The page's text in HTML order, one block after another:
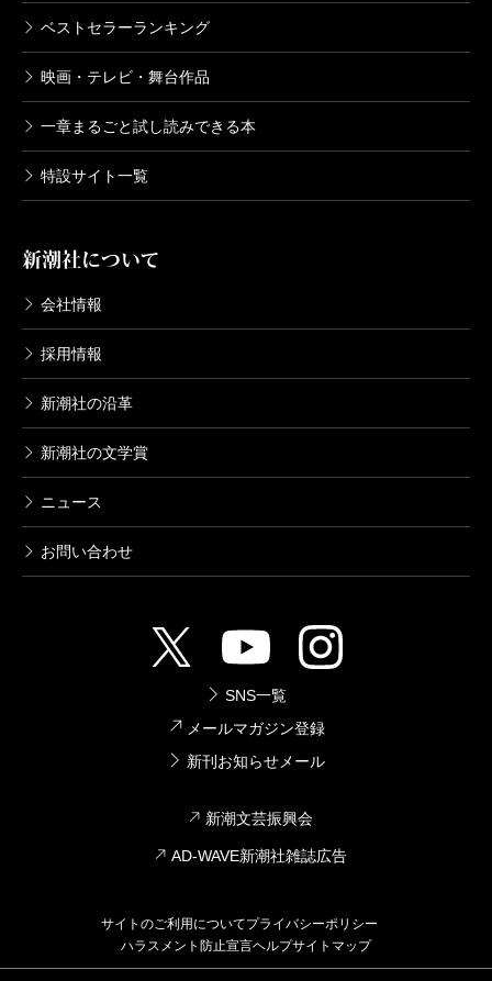
「楢山まいり」をすることをかねてより心待ちにして
いた。息子の辰平も、最近になってようやくその気に
現代の私たちからすれば、この物語の内容は不思議
なことだらけだろう。姥捨、楢山まいり、全ては現代
の言葉に置き換えれば自殺である。
意思の力で困難を乗り越えていく、という話が多い。
しかし、主人公おりんは意思の力で自然に対抗するこ
先に紹介した『無人島に生きる十六人』は、漂流と
いう意図しない状況に受動的に対応する物語であり、
山野井泰史は高峰から能動的に生還していく物語だ。
受動であれ、能動であれ、どちらにも意思が感じられ
しかし『楢山節考』のおりんは違う。能動でも受動
「中動態」におりんは生きている。
もしおりんが現代に生きていたら、七十歳を機に自
殺をすることはないだろう。江戸時代、雪深い山村、
そのような意思や選択の余地のない運命が、おりんを
ベストセラーランキング
映画・テレビ・舞台作品
一章まるごと試し読みできる本
特設サイト一覧
新潮社について
会社情報
採用情報
新潮社の沿革
新潮社の文学賞
ニュース
お問い合わせ
SNS一覧
メールマガジン登録
新刊お知らせメール
新潮文芸振興会
AD-WAVE新潮社雑誌広告
サイトのご利用についてプライバシーポリシー
ハラスメント防止宣言ヘルプサイトマップ